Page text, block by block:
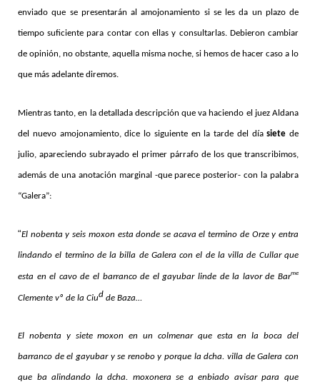
enviado que se presentarán al amojonamiento si se les da un plazo de
tiempo suficiente para contar con ellas y consultarlas. Debieron cambiar
de opinión, no obstante, aquella misma noche, si hemos de hacer caso a lo
que más adelante diremos.
Mientras tanto, en la detallada descripción que va haciendo el juez Aldana
del nuevo amojonamiento, dice lo siguiente en la tarde del díasiete de
julio, apareciendo subrayado el primer párrafo de los que transcribimos,
además de una anotación marginal -que parece posterior- con la palabra
“Galera”:
“El nobenta y seis moxon esta donde se acava el termino de Orze y entra
lindando el termino de la billa de Galera con el de la villa de Cullar que
esta en el cavo de el barranco de el gayubar linde de la lavor de Barme
Clemente vº de la Ciud de Baza…
El nobenta y siete moxon en un colmenar que esta en la boca del
barranco de el gayubar y se renobo y porque la dcha. villa de Galera con
que ba alindando la dcha. moxonera se a enbiado avisar para que